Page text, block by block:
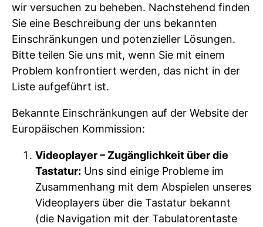
wir versuchen zu beheben. Nachstehend finden
Sie eine Beschreibung der uns bekannten
Einschränkungen und potenzieller Lösungen.
Bitte teilen Sie uns mit, wenn Sie mit einem
Problem konfrontiert werden, das nicht in der
Liste aufgeführt ist.
Bekannte Einschränkungen auf der Website der
Europäischen Kommission:
Videoplayer – Zugänglichkeit über die
Tastatur: Uns sind einige Probleme im
Zusammenhang mit dem Abspielen unseres
Videoplayers über die Tastatur bekannt
(die Navigation mit der Tabulatorentaste